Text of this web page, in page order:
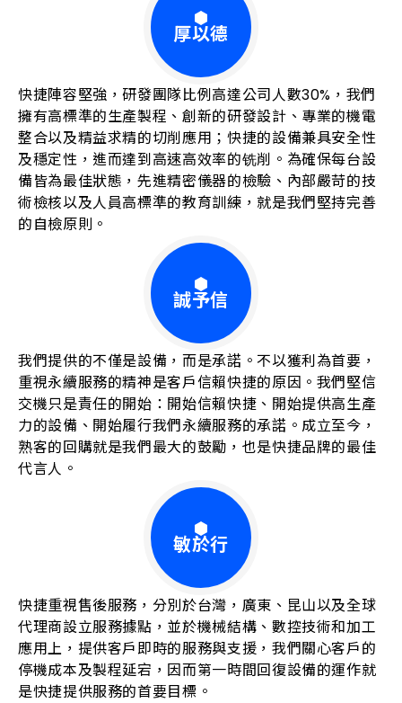
厚以德
快捷陣容堅強，研發團隊比例高達公司人數30%，我們
擁有高標準的生產製程、創新的研發設計、專業的機電
整合以及精益求精的切削應用；快捷的設備兼具安全性
及穩定性，進而達到高速高效率的铣削。為確保每台設
備皆為最佳狀態，先進精密儀器的檢驗、內部嚴苛的技
術檢核以及人員高標準的教育訓練，就是我們堅持完善
的自檢原則。
誠予信
我們提供的不僅是設備，而是承諾。不以獲利為首要，
重視永續服務的精神是客戶信賴快捷的原因。我們堅信
交機只是責任的開始：開始信賴快捷、開始提供高生產
力的設備、開始履行我們永續服務的承諾。成立至今，
熟客的回購就是我們最大的鼓勵，也是快捷品牌的最佳
代言人。
敏於行
快捷重視售後服務，分別於台灣，廣東、昆山以及全球
代理商設立服務據點，並於機械結構、數控技術和加工
應用上，提供客戶即時的服務與支援，我們關心客戶的
停機成本及製程延宕，因而第一時間回復設備的運作就
是快捷提供服務的首要目標。